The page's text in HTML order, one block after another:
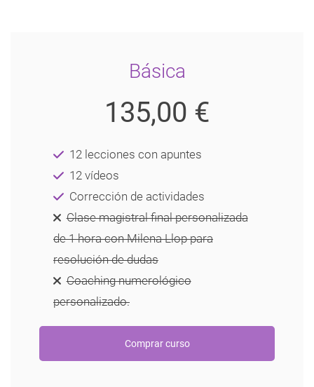
Básica
135,00 €
12 lecciones con apuntes
12 vídeos
Corrección de actividades
Clase magistral final personalizada
de 1 hora con Milena Llop para
resolución de dudas
Coaching numerológico
personalizado.